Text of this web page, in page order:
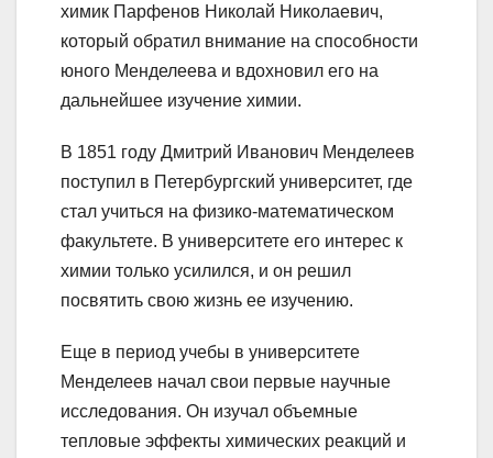
химик Парфенов Николай Николаевич,
который обратил внимание на способности
юного Менделеева и вдохновил его на
дальнейшее изучение химии.
В 1851 году Дмитрий Иванович Менделеев
поступил в Петербургский университет, где
стал учиться на физико-математическом
факультете. В университете его интерес к
химии только усилился, и он решил
посвятить свою жизнь ее изучению.
Еще в период учебы в университете
Менделеев начал свои первые научные
исследования. Он изучал объемные
тепловые эффекты химических реакций и